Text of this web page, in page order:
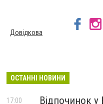
Довідкова
ОСТАННІ НОВИНИ
Відпочинок у
17:00